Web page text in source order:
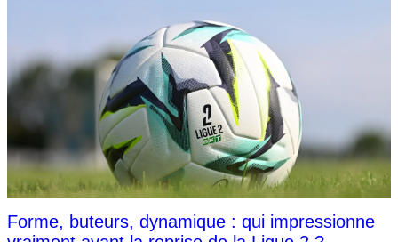
Forme, buteurs, dynamique : qui impressionne